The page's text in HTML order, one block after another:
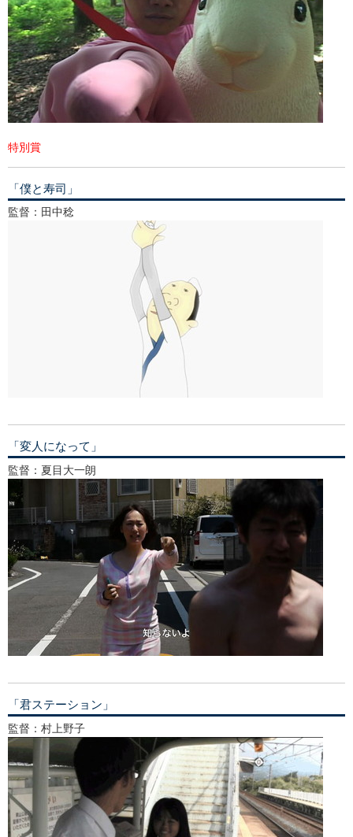
特別賞
「僕と寿司」
監督：田中稔
「変人になって」
監督：夏目大一朗
「君ステーション」
監督：村上野子